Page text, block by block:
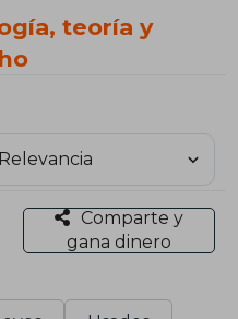
teoría y
Comparte y
gana dinero